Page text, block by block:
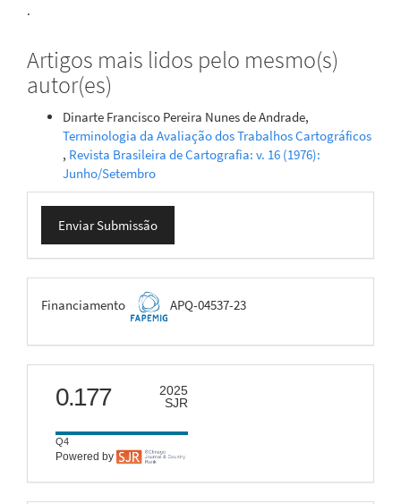
.
Artigos mais lidos pelo mesmo(s)
autor(es)
Dinarte Francisco Pereira Nunes de Andrade,
Terminologia da Avaliação dos Trabalhos Cartográficos
, Revista Brasileira de Cartografia: v. 16 (1976):
Junho/Setembro
Enviar
Submissão
Enviar Submissão
FAPEMIG
Financiamento APQ-04537-23
scimago
0.177
2025
SJR
Q4
Powered by